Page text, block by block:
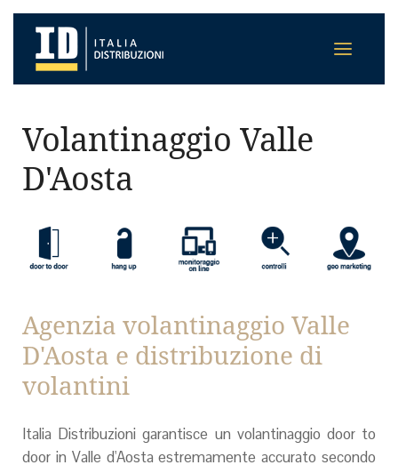
Volantinaggio Valle
D'Aosta
Agenzia volantinaggio Valle
D'Aosta e distribuzione di
volantini
Italia Distribuzioni garantisce un volantinaggio door to
door in Valle d'Aosta estremamente accurato secondo